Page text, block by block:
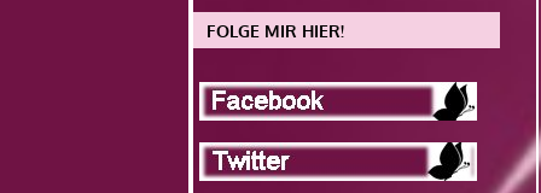
FOLGE MIR HIER!